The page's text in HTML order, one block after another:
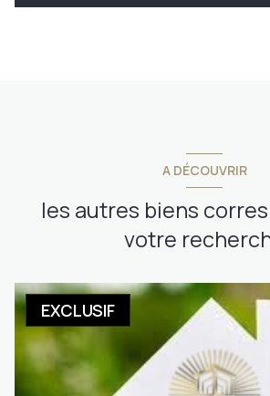
A DÉCOUVRIR
les autres biens
votre
EXCLUSIF